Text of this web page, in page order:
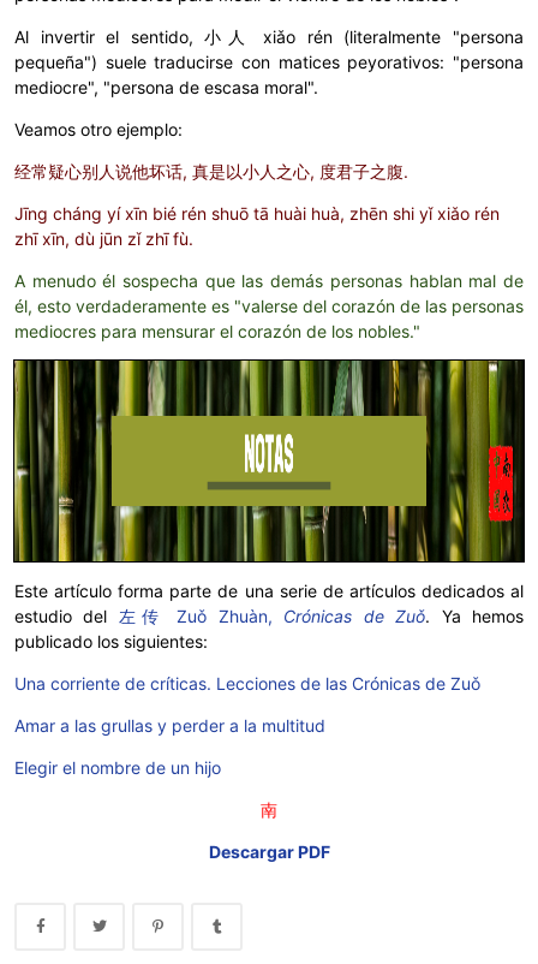
Al invertir el sentido, 小人xiǎo rén (literalmente "persona
pequeña") suele traducirse con matices peyorativos: "persona
mediocre", "persona de escasa moral".
Veamos otro ejemplo:
经常疑心别人说他坏话, 真是以小人之心, 度君子之腹.
Jīng cháng yí xīn bié rén shuō tā huài huà, zhēn shi yǐ xiǎo rén
zhī xīn, dù jūn zǐ zhī fù.
A menudo él sospecha que las demás personas hablan mal de
él, esto verdaderamente es "valerse del corazón de las personas
mediocres para mensurar el corazón de los nobles."
Este artículo forma parte de una serie de artículos dedicados al
estudio del 左传 Zuǒ Zhuàn, Crónicas de Zuǒ. Ya hemos
publicado los siguientes:
Una corriente de críticas. Lecciones de las Crónicas de Zuǒ
Amar a las grullas y perder a la multitud
Elegir el nombre de un hijo
南
Descargar PDF